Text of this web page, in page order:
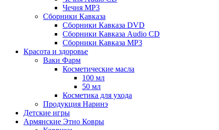
Чечня MP3
Сборники Кавказа
Сборники Кавказа DVD
Сборники Кавказа Audio CD
Сборники Кавказа MP3
Красота и здоровье
Ваки Фарм
Косметические масла
100 мл
50 мл
Косметика для ухода
Продукция Наринэ
Детские игры
Армянские Этно Ковры